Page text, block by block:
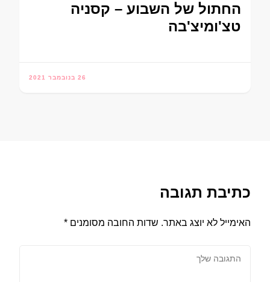
החתול של השבוע – קסניה
טצ'ומיצ'בה
26 בנובמבר 2021
כתיבת תגובה
האימייל לא יוצג באתר. שדות החובה מסומנים *